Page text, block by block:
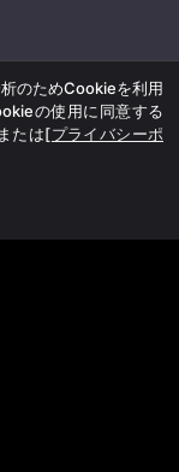
のためCookieを利用
の使用に同意する
または[プライバシーポ